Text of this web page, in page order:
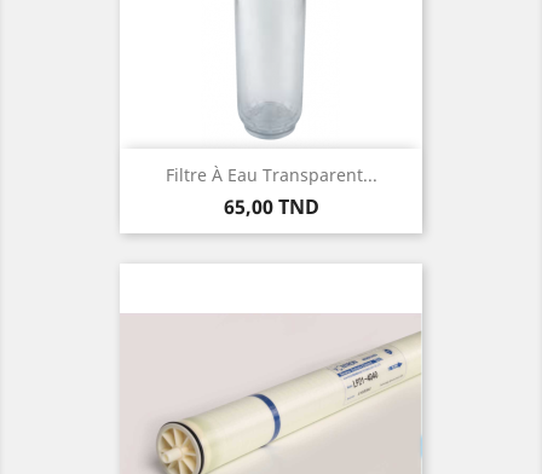
Filtre À Eau Transparent...
Prix
65,00 TND